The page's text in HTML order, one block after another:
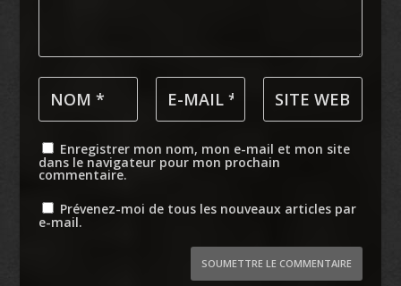
Enregistrer mon nom, mon e-mail et mon site
dans le navigateur pour mon prochain
commentaire.
Prévenez-moi de tous les nouveaux articles par
e-mail.
SOUMETTRE LE COMMENTAIRE